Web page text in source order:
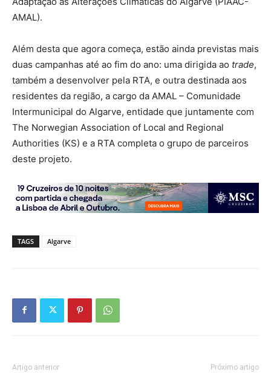
AMAL).
Além desta que agora começa, estão ainda previstas mais
duas campanhas até ao fim do ano: uma dirigida ao trade,
também a desenvolver pela RTA, e outra destinada aos
residentes da região, a cargo da AMAL – Comunidade
Intermunicipal do Algarve, entidade que juntamente com
The Norwegian Association of Local and Regional
Authorities (KS) e a RTA completa o grupo de parceiros
deste projeto.
TAGS Algarve
Artigo anterior Próximo artigo